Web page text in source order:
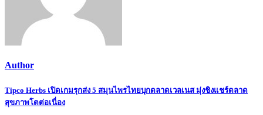
Author
Post
navigation
Tipco Herbs เปิดเกมรุกส่ง 5 สมุนไพรไทยบุกตลาดเวลเนส มุ่งชิงแชร์ตลาด
สุขภาพโตต่อเนื่อง